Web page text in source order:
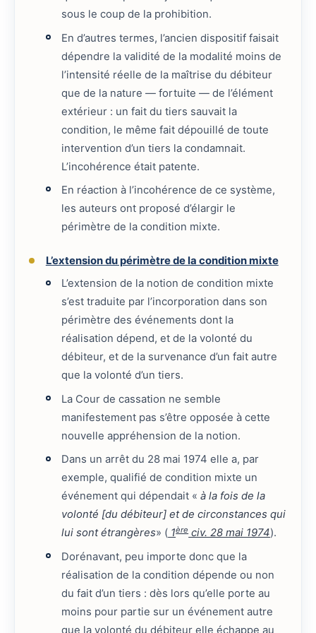
sous le coup de la prohibition.
En d’autres termes, l’ancien dispositif faisait
dépendre la validité de la modalité moins de
l’intensité réelle de la maîtrise du débiteur
que de la nature — fortuite — de l’élément
extérieur : un fait du tiers sauvait la
condition, le même fait dépouillé de toute
intervention d’un tiers la condamnait.
L’incohérence était patente.
En réaction à l’incohérence de ce système,
les auteurs ont proposé d’élargir le
périmètre de la condition mixte.
L’extension du périmètre de la condition mixte
L’extension de la notion de condition mixte
s’est traduite par l’incorporation dans son
périmètre des événements dont la
réalisation dépend, et de la volonté du
débiteur, et de la survenance d’un fait autre
que la volonté d’un tiers.
La Cour de cassation ne semble
manifestement pas s’être opposée à cette
nouvelle appréhension de la notion.
Dans un arrêt du 28 mai 1974 elle a, par
exemple, qualifié de condition mixte un
événement qui dépendait «à la fois de la
volonté [du débiteur] et de circonstances qui
lui sont étrangères» ( 1ère civ. 28 mai 1974).
Dorénavant, peu importe donc que la
réalisation de la condition dépende ou non
du fait d’un tiers : dès lors qu’elle porte au
moins pour partie sur un événement autre
que la volonté du débiteur elle échappe au